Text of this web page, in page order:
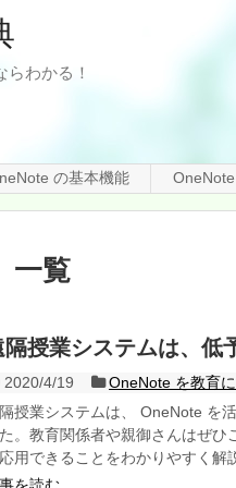
わかる！
の基本機能
一覧
隔授業システムは、低
2020/4/19
OneNote を教育
授業システムは、 OneNote を
。教育関係者や親御さんはぜ
用できることをわかりやすく解